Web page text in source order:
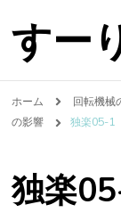
すー
ホーム 回転機械
の影響
独楽05-1
独楽